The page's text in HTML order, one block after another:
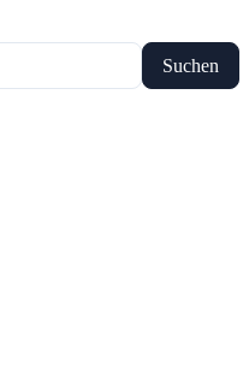
Suchen